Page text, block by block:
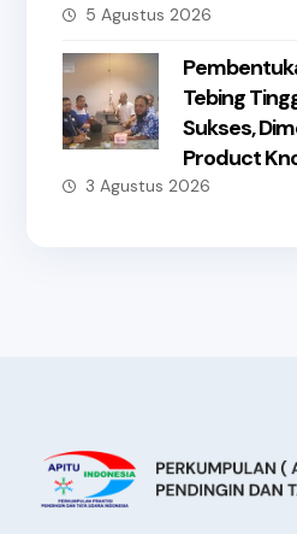
5 Agustus 2026
Tebing
Sukses,
Product
3 Agustus 2026